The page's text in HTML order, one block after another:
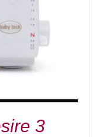
3